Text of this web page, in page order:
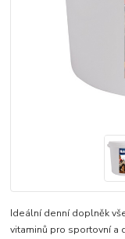
Ideální denní doplněk
vitaminů pro sportovní a